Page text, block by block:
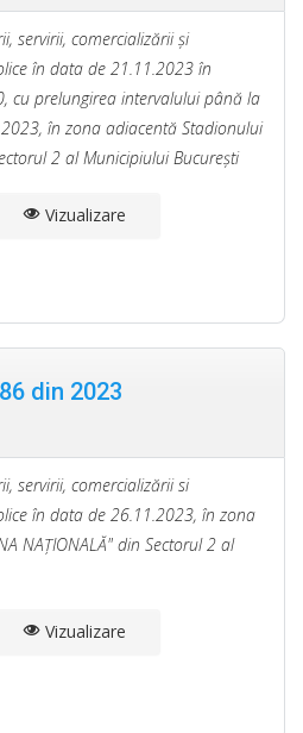
servirii, comercializării şi
în data de 21.11.2023 în
cu prelungirea intervalului până la
în zona adiacentă Stadionului
2 al Municipiului Bucureşti
Vizualizare
din 2023
servirii, comercializării si
în data de 26.11.2023, în zona
NAŢIONALĂ" din Sectorul 2 al
Vizualizare